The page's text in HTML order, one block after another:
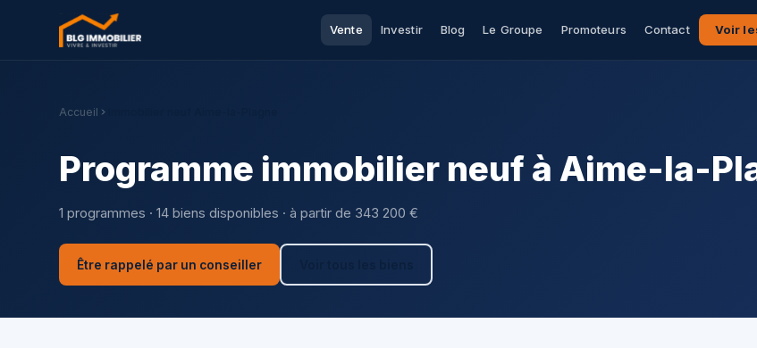
Vente Investir Blog Le Groupe Promoteurs Contact Voir
Accueil
Programme immobilier neuf à Aime-la-
1 programmes · 14 biens disponibles · à partir de 343 200 €
Être rappelé par un conseiller